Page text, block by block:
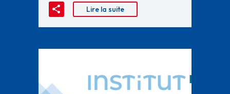
Lire la suite